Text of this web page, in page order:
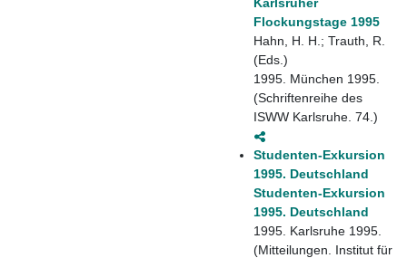
Flockungstage 1995
Hahn, H. H.; Trauth, R.
(Eds.)
1995. München 1995.
(Schriftenreihe des
ISWW Karlsruhe. 74.)
Studenten-Exkursion
1995. Deutschland
Studenten-Exkursion
1995. Deutschland
1995. Karlsruhe 1995.
(Mitteilungen. Institut für